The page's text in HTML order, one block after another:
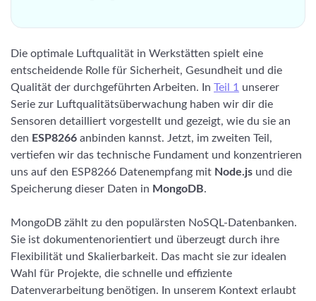
Die optimale Luftqualität in Werkstätten spielt eine
entscheidende Rolle für Sicherheit, Gesundheit und die
Qualität der durchgeführten Arbeiten. In Teil 1 unserer
Serie zur Luftqualitätsüberwachung haben wir dir die
Sensoren detailliert vorgestellt und gezeigt, wie du sie an
den ESP8266 anbinden kannst. Jetzt, im zweiten Teil,
vertiefen wir das technische Fundament und konzentrieren
uns auf den ESP8266 Datenempfang mit Node.js und die
Speicherung dieser Daten in MongoDB.
MongoDB zählt zu den populärsten NoSQL-Datenbanken.
Sie ist dokumentenorientiert und überzeugt durch ihre
Flexibilität und Skalierbarkeit. Das macht sie zur idealen
Wahl für Projekte, die schnelle und effiziente
Datenverarbeitung benötigen. In unserem Kontext erlaubt